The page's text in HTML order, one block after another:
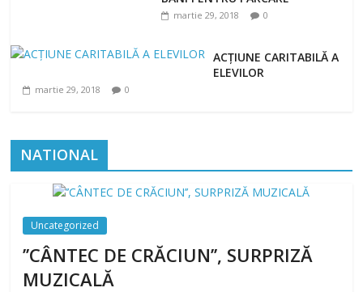
martie 29, 2018 0
ACȚIUNE CARITABILĂ A
ELEVILOR
martie 29, 2018 0
NATIONAL
Uncategorized
’’CÂNTEC DE CRĂCIUN’’, SURPRIZĂ
MUZICALĂ